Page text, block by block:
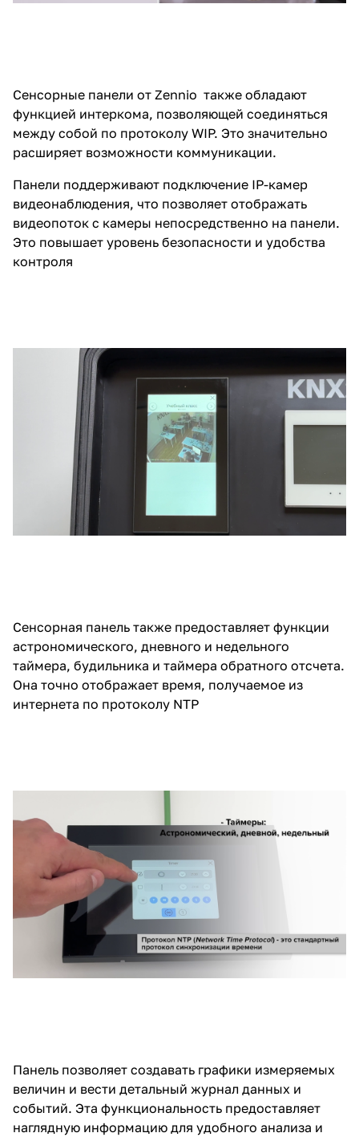
Сенсорные панели от Zennio также обладают
функцией интеркома, позволяющей соединяться
между собой по протоколу WIP. Это значительно
расширяет возможности коммуникации.
Панели поддерживают подключение IP-камер
видеонаблюдения, что позволяет отображать
видеопоток с камеры непосредственно на панели.
Это повышает уровень безопасности и удобства
контроля
Сенсорная панель также предоставляет функции
астрономического, дневного и недельного
таймера, будильника и таймера обратного отсчета.
Она точно отображает время, получаемое из
интернета по протоколу NTP
Панель позволяет создавать графики измеряемых
величин и вести детальный журнал данных и
событий. Эта функциональность предоставляет
наглядную информацию для удобного анализа и